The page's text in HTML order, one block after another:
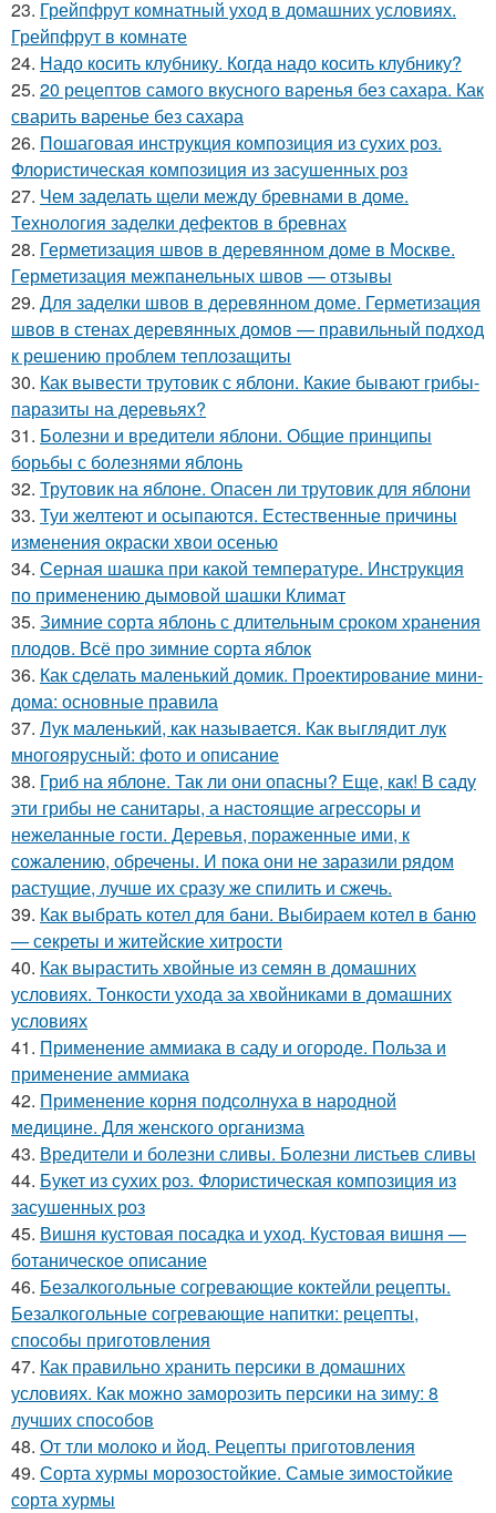
23. Грейпфрут комнатный уход в домашних условиях.
Грейпфрут в комнате
24. Надо косить клубнику. Когда надо косить клубнику?
25. 20 рецептов самого вкусного варенья без сахара. Как
сварить варенье без сахара
26. Пошаговая инструкция композиция из сухих роз.
Флористическая композиция из засушенных роз
27. Чем заделать щели между бревнами в доме.
Технология заделки дефектов в бревнах
28. Герметизация швов в деревянном доме в Москве.
Герметизация межпанельных швов — отзывы
29. Для заделки швов в деревянном доме. Герметизация
швов в стенах деревянных домов — правильный подход
к решению проблем теплозащиты
30. Как вывести трутовик с яблони. Какие бывают грибы-
паразиты на деревьях?
31. Болезни и вредители яблони. Общие принципы
борьбы с болезнями яблонь
32. Трутовик на яблоне. Опасен ли трутовик для яблони
33. Туи желтеют и осыпаются. Естественные причины
изменения окраски хвои осенью
34. Серная шашка при какой температуре. Инструкция
по применению дымовой шашки Климат
35. Зимние сорта яблонь с длительным сроком хранения
плодов. Всё про зимние сорта яблок
36. Как сделать маленький домик. Проектирование мини-
дома: основные правила
37. Лук маленький, как называется. Как выглядит лук
многоярусный: фото и описание
38. Гриб на яблоне. Так ли они опасны? Еще, как! В саду
эти грибы не санитары, а настоящие агрессоры и
нежеланные гости. Деревья, пораженные ими, к
сожалению, обречены. И пока они не заразили рядом
растущие, лучше их сразу же спилить и сжечь.
39. Как выбрать котел для бани. Выбираем котел в баню
— секреты и житейские хитрости
40. Как вырастить хвойные из семян в домашних
условиях. Тонкости ухода за хвойниками в домашних
условиях
41. Применение аммиака в саду и огороде. Польза и
применение аммиака
42. Применение корня подсолнуха в народной
медицине. Для женского организма
43. Вредители и болезни сливы. Болезни листьев сливы
44. Букет из сухих роз. Флористическая композиция из
засушенных роз
45. Вишня кустовая посадка и уход. Кустовая вишня —
ботаническое описание
46. Безалкогольные согревающие коктейли рецепты.
Безалкогольные согревающие напитки: рецепты,
способы приготовления
47. Как правильно хранить персики в домашних
условиях. Как можно заморозить персики на зиму: 8
лучших способов
48. От тли молоко и йод. Рецепты приготовления
49. Сорта хурмы морозостойкие. Самые зимостойкие
сорта хурмы